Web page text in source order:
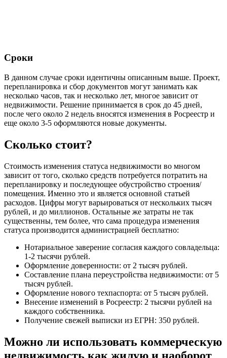
Сроки
В данном случае сроки идентичны описанным выше. Проект,
перепланировка и сбор документов могут занимать как
несколько часов, так и несколько лет, многое зависит от
недвижимости. Решение принимается в срок до 45 дней,
после чего около 2 недель вносятся изменения в Росреестр и
еще около 3-5 оформляются новые документы.
Сколько стоит?
Стоимость изменения статуса недвижимости во многом
зависит от того, сколько средств потребуется потратить на
перепланировку и последующее обустройство строения/
помещения. Именно это и является основной статьей
расходов. Цифры могут варьироваться от нескольких тысяч
рублей, и до миллионов. Остальные же затраты не так
существенны, тем более, что сама процедура изменения
статуса производится администрацией бесплатно:
Нотариальное заверение согласия каждого совладельца:
1-2 тысячи рублей.
Оформление доверенности: от 2 тысяч рублей.
Составление плана переустройства недвижимости: от 5
тысяч рублей.
Оформление нового техпаспорта: от 5 тысяч рублей.
Внесение изменений в Росреестр: 2 тысячи рублей на
каждого собственника.
Получение свежей выписки из ЕГРН: 350 рублей.
Можно ли использовать коммерческую